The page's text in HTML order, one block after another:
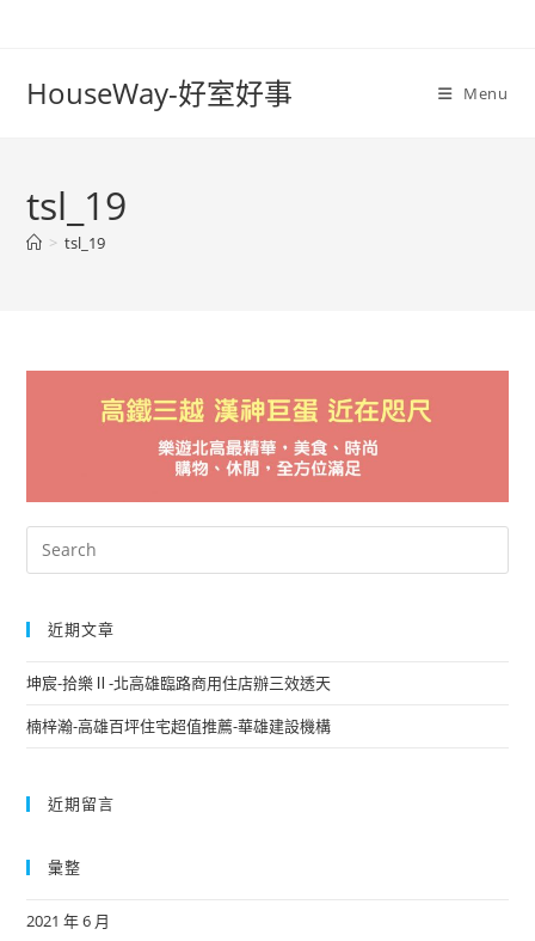
HouseWay-好室好事 Menu
tsl_19
> tsl_19
近期文章
坤宸-拾樂Ⅱ-北高雄臨路商用住店辦三效透天
楠梓瀚-高雄百坪住宅超值推薦-華雄建設機構
近期留言
彙整
2021 年 6 月